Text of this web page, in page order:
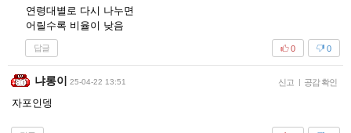
연령대별로 다시 나누면
어릴수록 비율이 낮음
답글 0
0
냐롱이 25-04-22 13:51 신고 | 공감 확인
자포인뎅